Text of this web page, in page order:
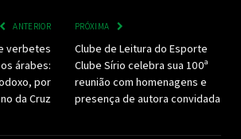
ANTERIOR
verbetes
árabes:
por
da Cruz
PRÓXIMA
Clube de Leitura do Esporte
Clube Sírio celebra sua 100ª
reunião com homenagens e
presença de autora convidada